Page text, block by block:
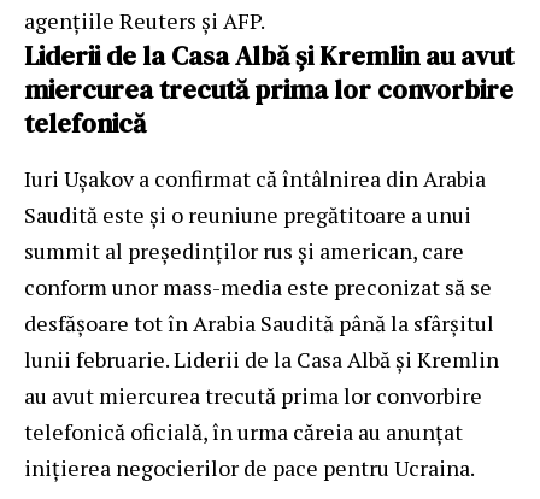
agenţiile Reuters şi AFP.
Liderii de la Casa Albă şi Kremlin au avut
miercurea trecută prima lor convorbire
telefonică
Iuri Uşakov a confirmat că întâlnirea din Arabia
Saudită este şi o reuniune pregătitoare a unui
summit al preşedinţilor rus şi american, care
conform unor mass-media este preconizat să se
desfăşoare tot în Arabia Saudită până la sfârşitul
lunii februarie. Liderii de la Casa Albă şi Kremlin
au avut miercurea trecută prima lor convorbire
telefonică oficială, în urma căreia au anunţat
iniţierea negocierilor de pace pentru Ucraina.